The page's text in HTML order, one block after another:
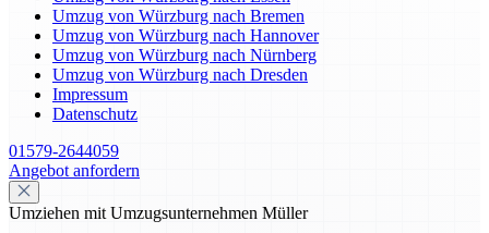
Umzug von Würzburg nach Bremen
Umzug von Würzburg nach Hannover
Umzug von Würzburg nach Nürnberg
Umzug von Würzburg nach Dresden
Impressum
Datenschutz
01579-2644059
Angebot anfordern
Umziehen mit Umzugsunternehmen Müller